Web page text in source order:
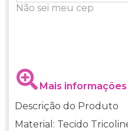
Não sei meu cep
Mais
Descrição do Produto
Material: Tecido